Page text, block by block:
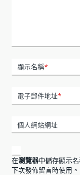
顯示名稱*
電子郵件地址*
個人網站網址
在瀏覽器中儲存顯示
下次發佈留言時使用。